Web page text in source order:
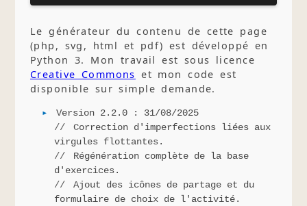
Le générateur du contenu de cette page
(php, svg, html et pdf) est développé en
Python 3. Mon travail est sous licence
Creative Commons et mon code est
disponible sur simple demande.
Version 2.2.0 : 31/08/2025
Correction d'imperfections liées aux
virgules flottantes.
Régénération complète de la base
d'exercices.
Ajout des icônes de partage et du
formulaire de choix de l'activité.